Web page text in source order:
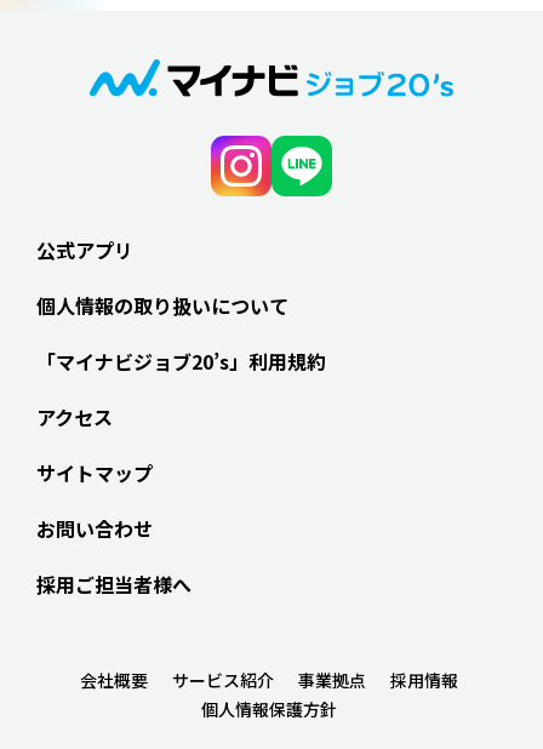
公式アプリ
個人情報の取り扱いについて
「マイナビジョブ20’s」利用規約
アクセス
サイトマップ
お問い合わせ
採用ご担当者様へ
会社概要 サービス紹介 事業拠点
採用情報
個人情報保護方針